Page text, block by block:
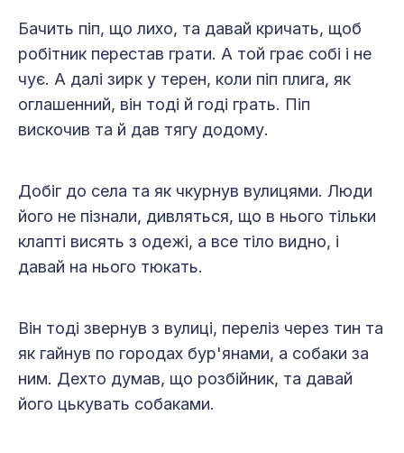
Бачить піп, що лихо, та давай кричать, щоб
робітник перестав грати. А той грає собі і не
чує. А далі зирк у терен, коли піп плига, як
оглашенний, він тоді й годі грать. Піп
вискочив та й дав тягу додому.
Добіг до села та як чкурнув вулицями. Люди
його не пізнали, дивляться, що в нього тільки
клапті висять з одежі, а все тіло видно, і
давай на нього тюкать.
Він тоді звернув з вулиці, переліз через тин та
як гайнув по городах бур'янами, а собаки за
ним. Дехто думав, що розбійник, та давай
його цькувать собаками.